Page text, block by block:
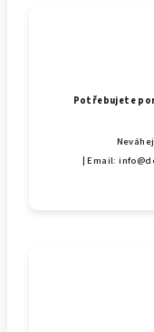
Potřebujete
| Email: